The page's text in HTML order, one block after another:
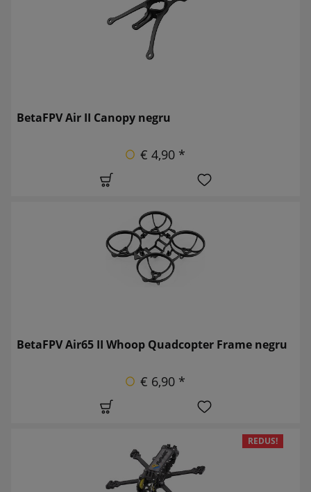
BetaFPV Air II Canopy negru
€ 4,90 *
BetaFPV Air65 II Whoop Quadcopter Frame negru
€ 6,90 *
REDUS!